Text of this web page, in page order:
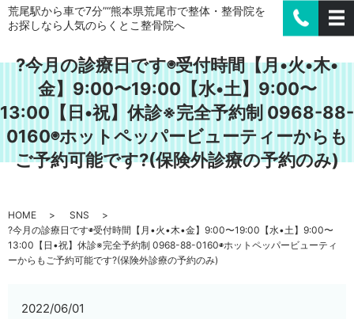
荒尾駅から車で7分”“熊本県荒尾市で整体・整骨院を
お探しなら人気のらくとこ整骨院へ
?今月の診療日です◉受付時間【月•火•木•
金】9:00〜19:00【水•土】9:00〜
13:00【日•祝】休診※完全予約制️ 0968-88-
0160◉ホットペッパービューティーからも
ご予約可能です?(保険外診療の予約のみ)
HOME
SNS
?今月の診療日です◉受付時間【月•火•木•金】9:00〜19:00【水•土】9:00〜
13:00【日•祝】休診※完全予約制️ 0968-88-0160◉ホットペッパービューティ
ーからもご予約可能です?(保険外診療の予約のみ)
2022/06/01